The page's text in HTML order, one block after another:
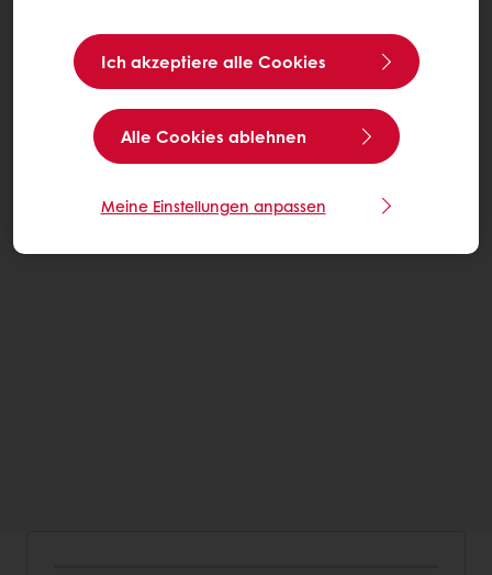
Ich akzeptiere alle Cookies
Alle Cookies ablehnen
Meine Einstellungen anpassen